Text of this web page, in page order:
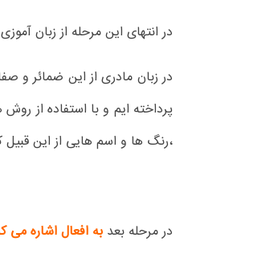
در انتهای این مرحله از زبان
در زبان مادری از این ضمائر و
پرداخته ایم و با استفاده از
،رنگ ها و اسم هایی از این قبیل
در مرحله بعد به افعال اشاره می